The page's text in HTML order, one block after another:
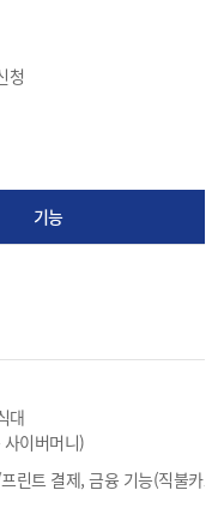
청
기능
대
이버머니)
린트 결제, 금융 기능(직불카드,